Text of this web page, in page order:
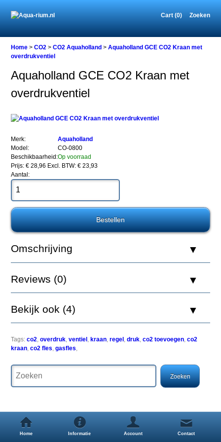
Cart (0) Zoeken
Home
CO2
CO2
Aquaholland
GCE
met
overdrukventiel
GCE
CO2
Kraan
met
De
(Gas
Control
Group
lange
ontwerp
fabricage
Home >CO2 >CO2 Aquaholland >Aquaholland GCE CO2 Kraan met
overdrukventiel
Aquaholland GCE CO2 Kraan met
overdrukventiel
Merk:
Aquaholland
Model:
CO-0800
Beschikbaarheid:Op voorraad
Prijs: € 28,96 Excl. BTW: € 23,93
Aantal:
Omschrijving
Reviews (0)
Bekijk ook (4)
Tags: co2,overdruk,ventiel , kraan,regel ,druk,co2 toevoegen,co2
kraan,co2 fles,gasfles,
Home Informatie Account Contact